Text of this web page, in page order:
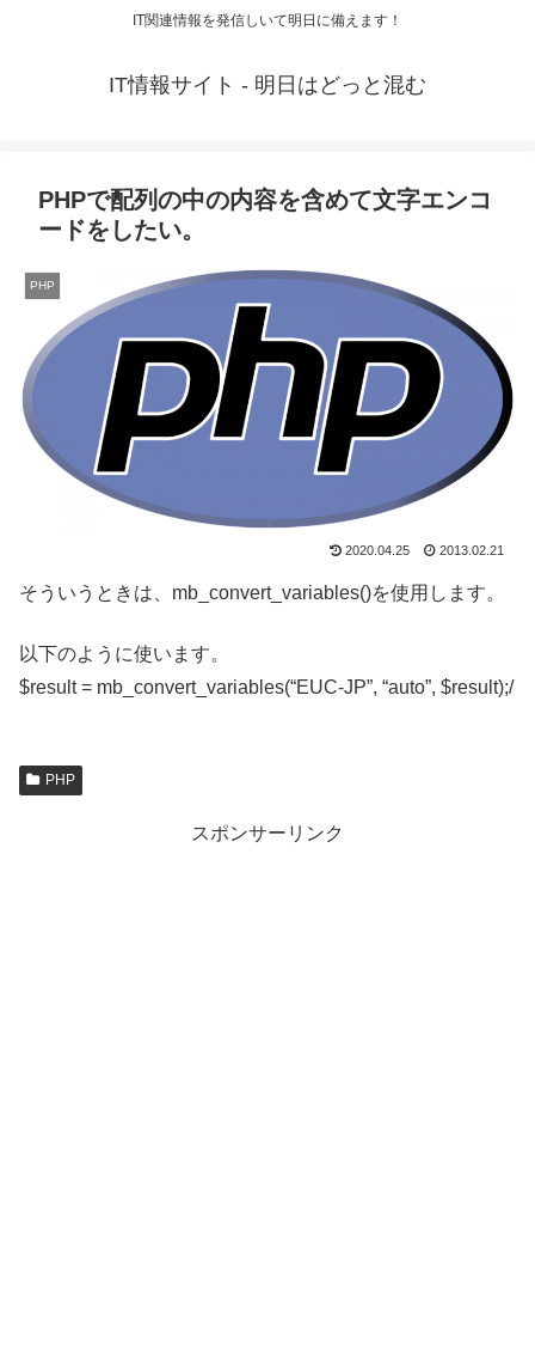
IT関連情報を発信しいて明日に備えます！
IT情報サイト - 明日はどっと混む
PHPで配列の中の内容を含めて文字エンコ
ードをしたい。
PHP
2020.04.25 2013.02.21
そういうときは、mb_convert_variables()を使用します。
以下のように使います。
$result = mb_convert_variables(“EUC-JP”, “auto”, $result);/
PHP
スポンサーリンク